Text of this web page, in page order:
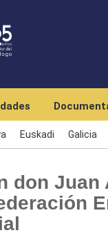
Euskadi Galicia
don